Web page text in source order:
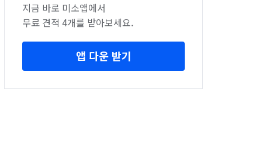
지금 바로 미소앱에서
무료 견적 4개를 받아보세요.
앱 다운 받기